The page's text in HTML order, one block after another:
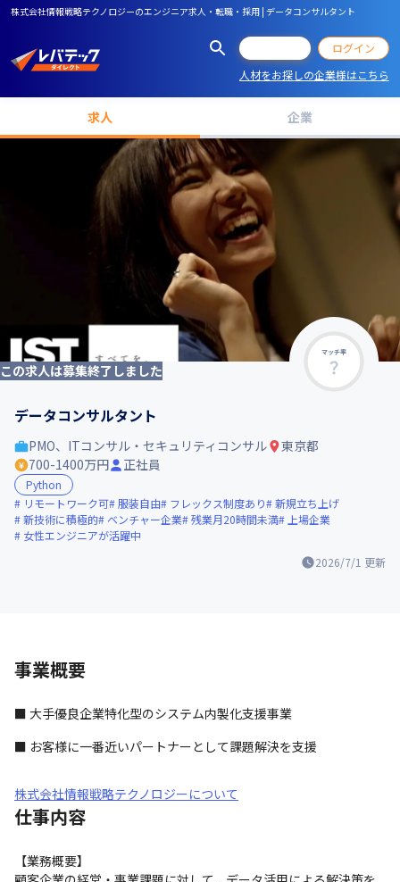
株式会社情報戦略テクノロジーのエンジニア求人・転職・採用 | データコンサルタント
ログイン
人材をお探しの企業様はこちら
求人 企業
マッチ率
この求人は募集終了しました
データコンサルタント
2026/7/1 更新
PMO、ITコンサル・セキュリティコンサル
東京都
700-1400万円
正社員
Python
リモートワーク可 服装自由 フレックス制度あり
新規立ち上げ
新技術に積極的
ベンチャー企業 残業月20時間未満
上場企業
女性エンジニアが活躍中
事業概要
■ 大手優良企業特化型のシステム内製化支援事業
■ お客様に一番近いパートナーとして課題解決を支援
株式会社情報戦略テクノロジーについて
仕事内容
【業務概要】